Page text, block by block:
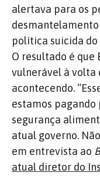
alertava para os
desmantelamento
política suicida
O resultado é que
vulnerável à volta
acontecendo.
estamos
segurança
atual governo.
em entrevista ao
atual diretor do